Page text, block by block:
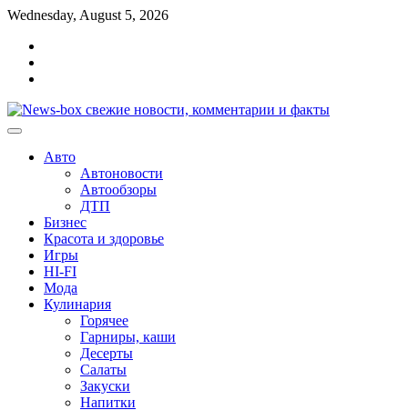
Перейти
содержимому
Wednesday, August 5, 2026
Авто
Автоновости
Автообзоры
ДТП
Бизнес
Красота и здоровье
Игры
HI-FI
Мода
Кулинария
Горячее
Гарниры, каши
Десерты
Салаты
Закуски
Напитки